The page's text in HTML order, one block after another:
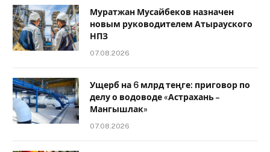
Муратжан Мусайбеков назначен
новым руководителем Атырауского
НПЗ
07.08.2026
Ущерб на 6 млрд теңге: приговор по
делу о водоводе «Астрахань –
Мангышлак»
07.08.2026